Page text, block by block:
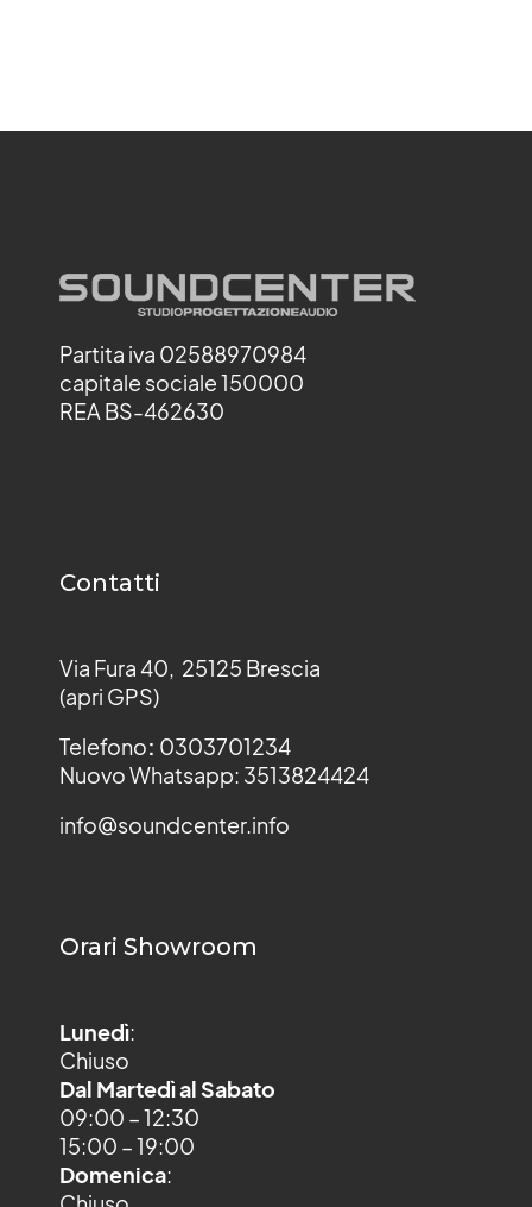
Partita iva 02588970984
capitale sociale 150000
REA BS-462630
Contatti
Via Fura 40, 25125 Brescia
(apri GPS)
Telefono: 0303701234
Nuovo Whatsapp: 3513824424
info@soundcenter.info
Orari Showroom
Lunedì:
Chiuso
Dal Martedì al Sabato
09:00 – 12:30
15:00 – 19:00
Domenica: